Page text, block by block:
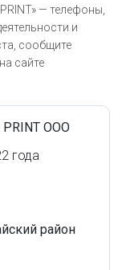
— телефоны,
и
сообщите
сайте
PRINT ООО
года
район